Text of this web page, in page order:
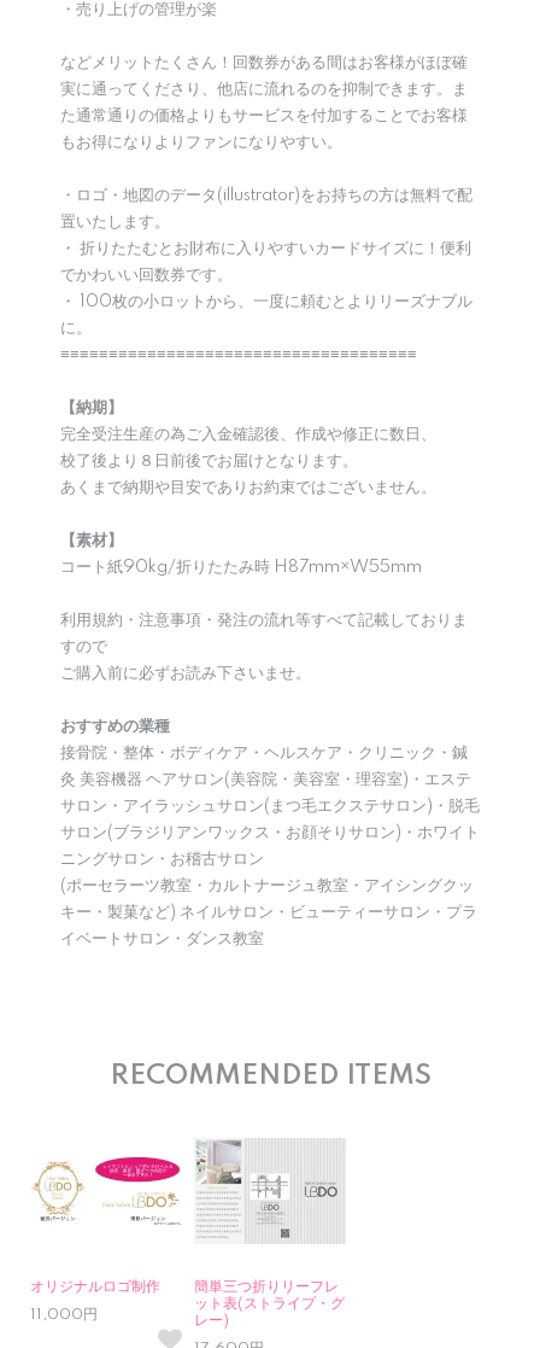
・売り上げの管理が楽
などメリットたくさん！回数券がある間はお客様がほぼ確
実に通ってくださり、他店に流れるのを抑制できます。ま
た通常通りの価格よりもサービスを付加することでお客様
もお得になりよりファンになりやすい。
・ロゴ・地図のデータ(illustrator)をお持ちの方は無料で配
置いたします。
・ 折りたたむとお財布に入りやすいカードサイズに！便利
でかわいい回数券です。
・ 100枚の小ロットから、一度に頼むとよりリーズナブル
に。
≡≡≡≡≡≡≡≡≡≡≡≡≡≡≡≡≡≡≡≡≡≡≡≡≡≡≡≡≡≡≡≡≡≡≡≡≡
【納期】
完全受注生産の為ご入金確認後、作成や修正に数日、
校了後より８日前後でお届けとなります。
あくまで納期や目安でありお約束ではございません。
【素材】
コート紙90kg/折りたたみ時 H87mm×W55mm
利用規約・注意事項・発注の流れ等すべて記載しておりま
すので
ご購入前に必ずお読み下さいませ。
おすすめの業種
接骨院・整体・ボディケア・ヘルスケア・クリニック・鍼
灸 美容機器 ヘアサロン(美容院・美容室・理容室)・エステ
サロン・アイラッシュサロン(まつ毛エクステサロン)・脱毛
サロン(ブラジリアンワックス・お顔そりサロン)・ホワイト
ニングサロン・お稽古サロン
(ポーセラーツ教室・カルトナージュ教室・アイシングクッ
キー・製菓など) ネイルサロン・ビューティーサロン・プラ
イベートサロン・ダンス教室
RECOMMENDED ITEMS
オリジナルロゴ制作
11,000円
簡単三つ折りリーフレ
ット表(ストライプ・グ
レー)